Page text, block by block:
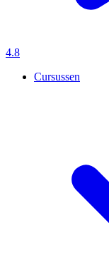
4.8
Cursussen